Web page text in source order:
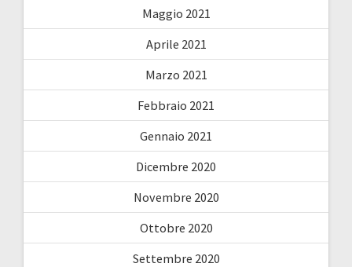
Maggio 2021
Aprile 2021
Marzo 2021
Febbraio 2021
Gennaio 2021
Dicembre 2020
Novembre 2020
Ottobre 2020
Settembre 2020